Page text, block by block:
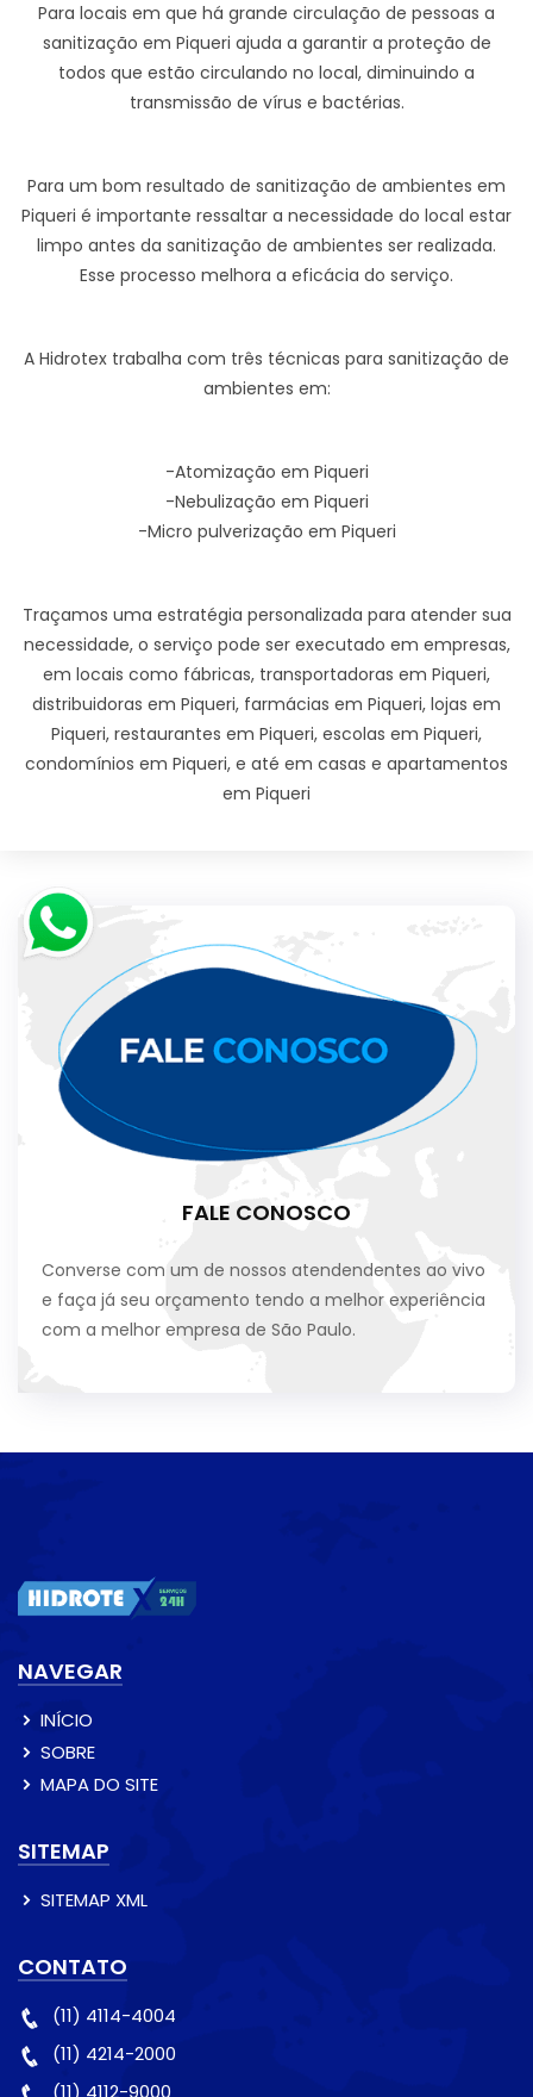
Para locais em que há grande circulação de pessoas a
sanitização em Piqueri ajuda a garantir a proteção de
todos que estão circulando no local, diminuindo a
transmissão de vírus e bactérias.
Para um bom resultado de sanitização de ambientes em
Piqueri é importante ressaltar a necessidade do local estar
limpo antes da sanitização de ambientes ser realizada.
Esse processo melhora a eficácia do serviço.
A Hidrotex trabalha com três técnicas para sanitização de
ambientes em:
-Atomização em Piqueri
-Nebulização em Piqueri
-Micro pulverização em Piqueri
Traçamos uma estratégia personalizada para atender sua
necessidade, o serviço pode ser executado em empresas,
em locais como fábricas, transportadoras em Piqueri,
distribuidoras em Piqueri, farmácias em Piqueri, lojas em
Piqueri, restaurantes em Piqueri, escolas em Piqueri,
condomínios em Piqueri, e até em casas e apartamentos
em Piqueri
FALE CONOSCO
Converse com um de nossos atendendentes ao vivo
e faça já seu orçamento tendo a melhor experiência
com a melhor empresa de São Paulo.
NAVEGAR
INÍCIO
SOBRE
MAPA DO SITE
SITEMAP
SITEMAP XML
CONTATO
(11) 4114-4004
(11) 4214-2000
(11) 4112-9000